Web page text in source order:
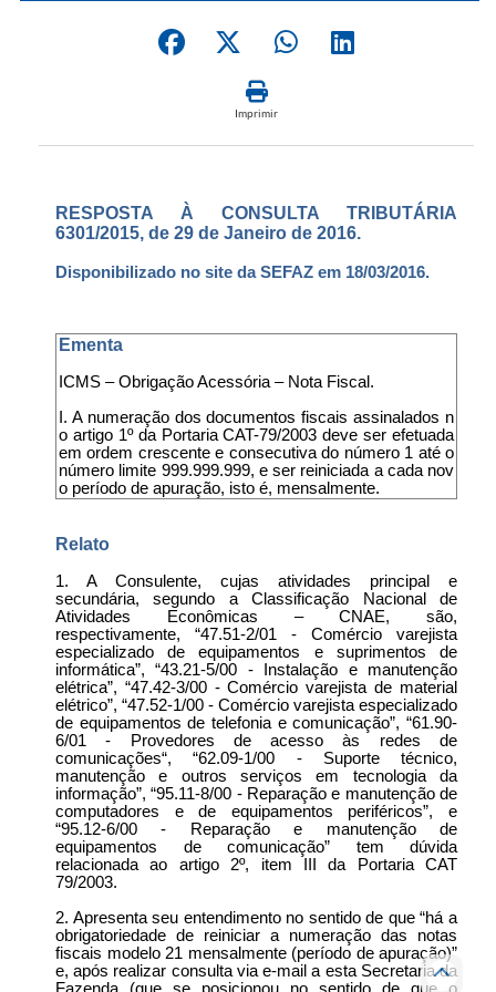
Imprimir
RESPOSTA À CONSULTA TRIBUTÁRIA
6301/2015, de 29 de Janeiro de 2016.
Disponibilizado no site da SEFAZ em 18/03/2016.
Ementa
ICMS – Obrigação Acessória – Nota Fiscal.
I. A numeração dos documentos fiscais assinalados n
o artigo 1º da Portaria CAT-79/2003 deve ser efetuada
em ordem crescente e consecutiva do número 1 até o
número limite 999.999.999, e ser reiniciada a cada nov
o período de apuração, isto é, mensalmente.
Relato
1. A Consulente, cujas atividades principal e
secundária, segundo a Classificação Nacional de
Atividades Econômicas – CNAE, são,
respectivamente, “47.51-2/01 - Comércio varejista
especializado de equipamentos e suprimentos de
informática”, “43.21-5/00 - Instalação e manutenção
elétrica”, “47.42-3/00 - Comércio varejista de material
elétrico”, “47.52-1/00 - Comércio varejista especializado
de equipamentos de telefonia e comunicação”, “61.90-
6/01 - Provedores de acesso às redes de
comunicações“, “62.09-1/00 - Suporte técnico,
manutenção e outros serviços em tecnologia da
informação”, “95.11-8/00 - Reparação e manutenção de
computadores e de equipamentos periféricos”, e
“95.12-6/00 - Reparação e manutenção de
equipamentos de comunicação” tem dúvida
relacionada ao artigo 2º, item III da Portaria CAT
79/2003.
2. Apresenta seu entendimento no sentido de que “há a
obrigatoriedade de reiniciar a numeração das notas
fiscais modelo 21 mensalmente (período de apuração)”
e, após realizar consulta via e-mail a esta Secretaria da